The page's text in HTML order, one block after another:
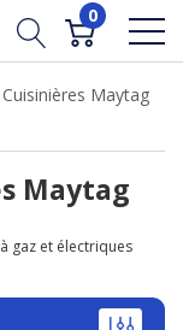
0
Cuisinières Maytag
Maytag
gaz et électriques